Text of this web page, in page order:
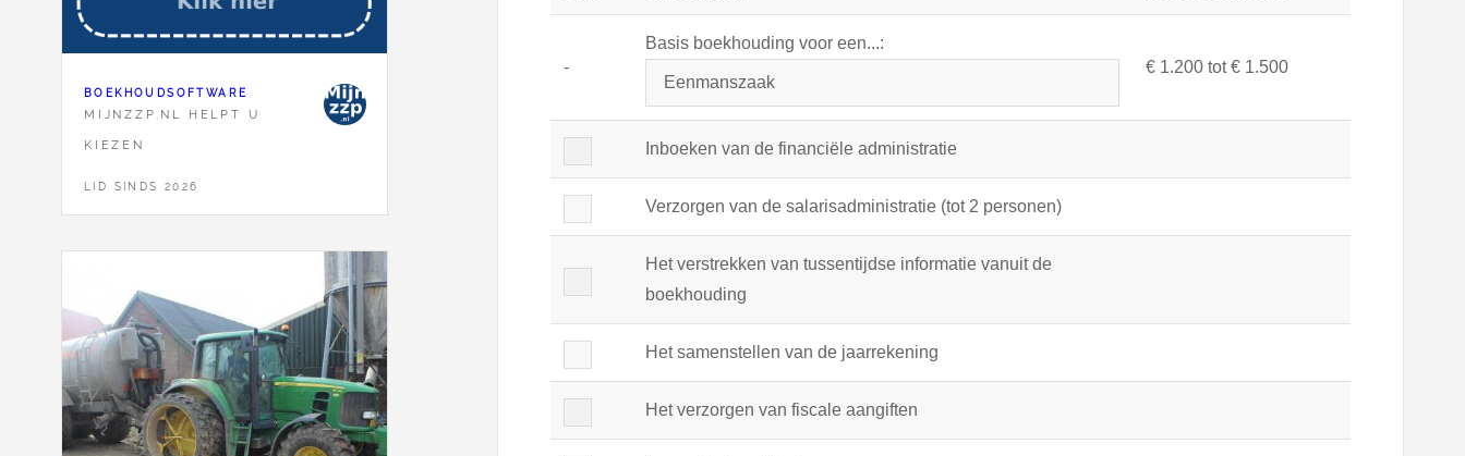
BOEKHOUDSOFTWARE
MIJNZZP.NL HELPT U
KIEZEN
LID SINDS 2026
-
Basis boekhouding voor een...:
€ 1.200 tot € 1.500
Inboeken van de financiële administratie
Verzorgen van de salarisadministratie (tot 2 personen)
Het verstrekken van tussentijdse informatie vanuit de
boekhouding
Het samenstellen van de jaarrekening
Het verzorgen van fiscale aangiften